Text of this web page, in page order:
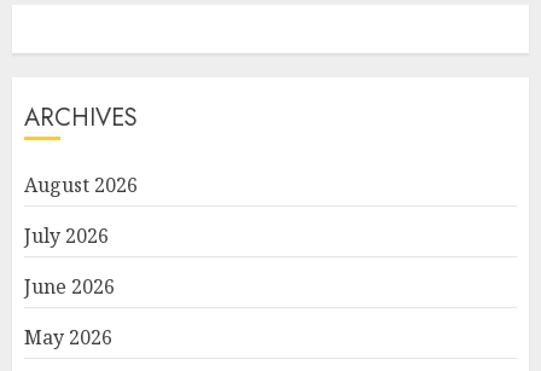
ARCHIVES
August 2026
July 2026
June 2026
May 2026